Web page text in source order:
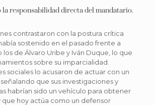
responsabilidad directa del mandatario.
contrastaron con la postura crítica
sostenido en el pasado frente a
de Álvaro Uribe y Iván Duque, lo que
sobre su imparcialidad.
sociales lo acusaron de actuar con un
que sus investigaciones y
habrían sido un vehículo para obtener
hoy actúa como un defensor